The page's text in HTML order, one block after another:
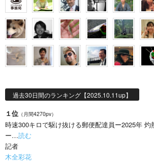
過去30日間のランキング【2025.10.11up】
１位 （月間4270pv）
時速300キロで駆け抜ける郵便配達員ー2025年 灼
ー…読む
記者
木全彩花